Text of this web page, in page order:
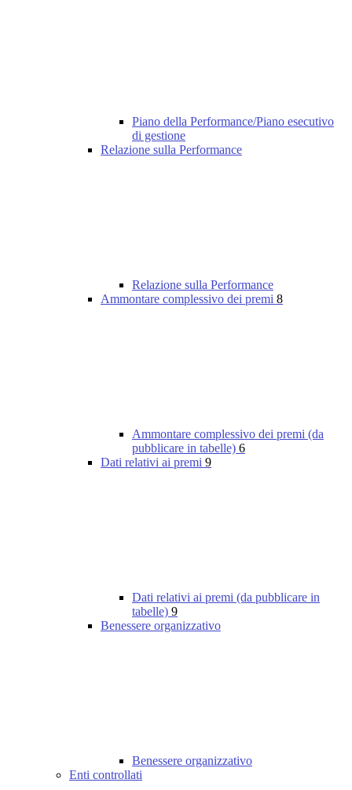
Piano della Performance/Piano esecutivo
di gestione
Relazione sulla Performance
Relazione sulla Performance
Ammontare complessivo dei premi 8
Ammontare complessivo dei premi (da
pubblicare in tabelle) 6
Dati relativi ai premi 9
Dati relativi ai premi (da pubblicare in
tabelle) 9
Benessere organizzativo
Benessere organizzativo
Enti controllati